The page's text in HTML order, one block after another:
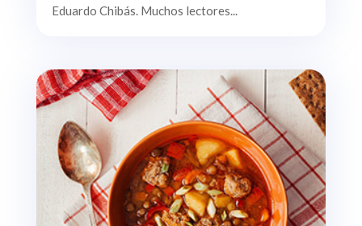
Eduardo Chibás. Muchos lectores...